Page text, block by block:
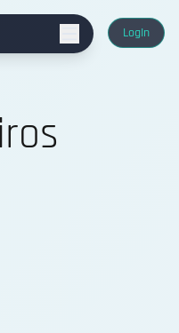
LogIn